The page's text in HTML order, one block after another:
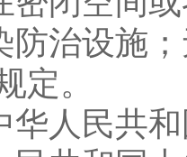
防治设施
定。
人民共和